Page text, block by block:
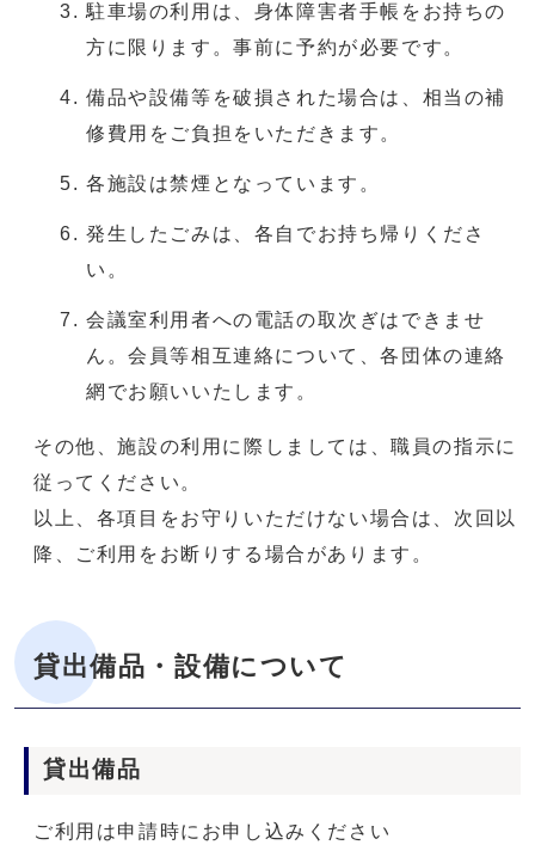
駐車場の利用は、身体障害者手帳をお持ちの
方に限ります。事前に予約が必要です。
備品や設備等を破損された場合は、相当の補
修費用をご負担をいただきます。
各施設は禁煙となっています。
発生したごみは、各自でお持ち帰りくださ
い。
会議室利用者への電話の取次ぎはできませ
ん。会員等相互連絡について、各団体の連絡
網でお願いいたします。
その他、施設の利用に際しましては、職員の指示に
従ってください。
以上、各項目をお守りいただけない場合は、次回以
降、ご利用をお断りする場合があります。
貸出備品・設備について
貸出備品
ご利用は申請時にお申し込みください